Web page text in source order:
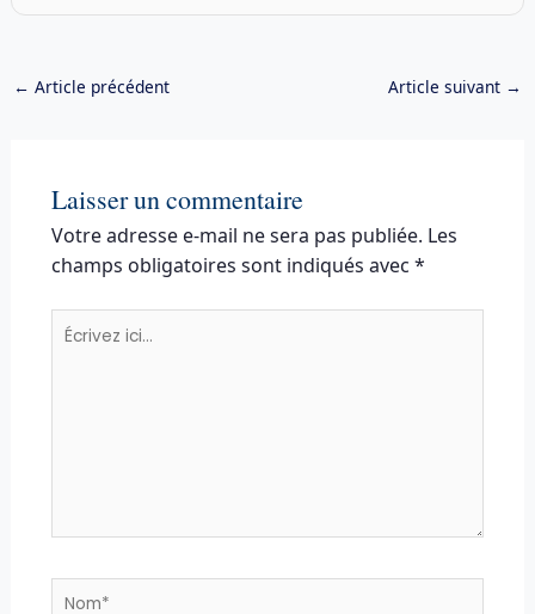
← Article précédent Article suivant →
Laisser un commentaire
Votre adresse e-mail ne sera pas publiée. Les
champs obligatoires sont indiqués avec *
Écrivez
Nom*